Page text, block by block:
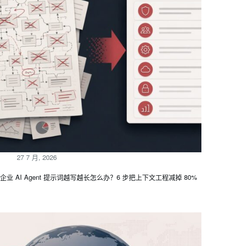
27 7 月, 2026
企业 AI Agent 提示词越写越长怎么办？6 步把上下文工程减掉 80%